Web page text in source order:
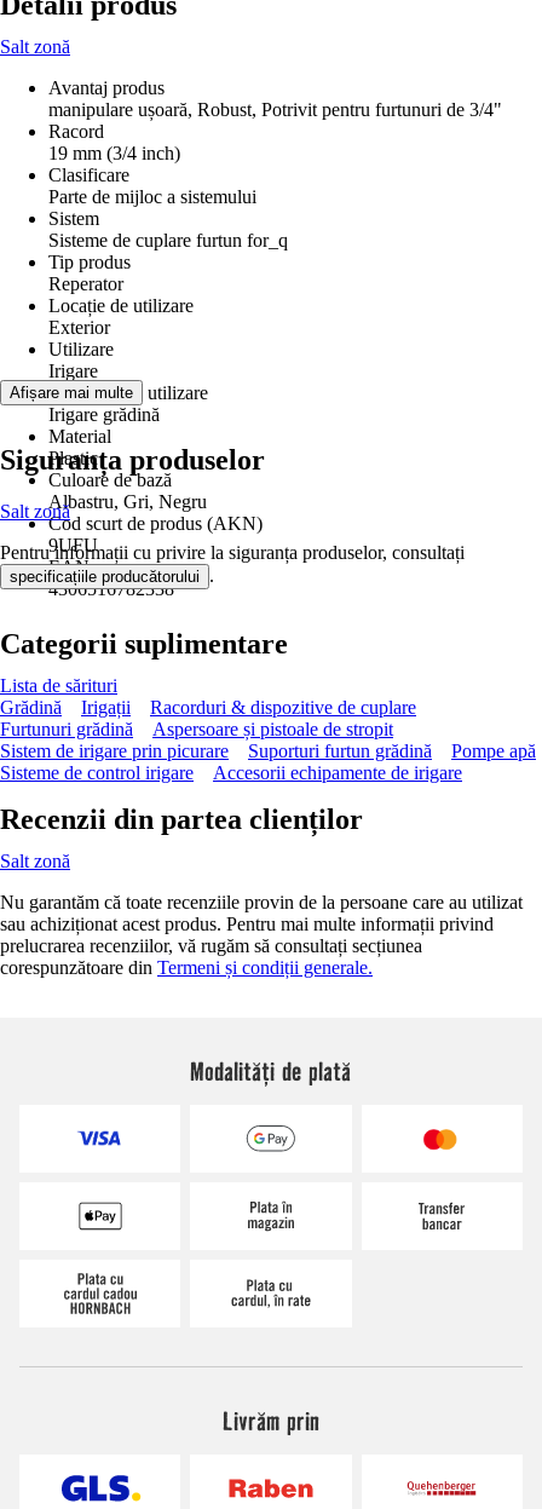
Salt zonă
Avantaj produs
manipulare ușoară, Robust, Potrivit pentru furtunuri de 3/4"
Racord
19 mm (3/4 inch)
Clasificare
Parte de mijloc a sistemului
Sistem
Sisteme de cuplare furtun for_q
Tip produs
Reperator
Locație de utilizare
Exterior
Utilizare
Irigare
Domeniu de utilizare
Irigare grădină
Material
Plastic
Culoare de bază
Albastru, Gri, Negru
Cod scurt de produs (AKN)
9UFU
EAN
4306516782338
Afișare mai multe
Siguranța produselor
Salt zonă
Pentru informații cu privire la siguranța produselor, consultați
specificațiile producătorului .
Categorii suplimentare
Lista de sărituri
Grădină
Irigații
Racorduri & dispozitive de cuplare
Furtunuri grădină
Aspersoare și pistoale de stropit
Sistem de irigare prin picurare
Suporturi furtun grădină
Pompe apă
Sisteme de control irigare
Accesorii echipamente de irigare
Recenzii din partea clienților
Salt zonă
Nu garantăm că toate recenziile provin de la persoane care au utilizat
sau achiziționat acest produs. Pentru mai multe informații privind
prelucrarea recenziilor, vă rugăm să consultați secțiunea
corespunzătoare din Termeni și condiții generale.
Modalități de plată
Livrăm prin